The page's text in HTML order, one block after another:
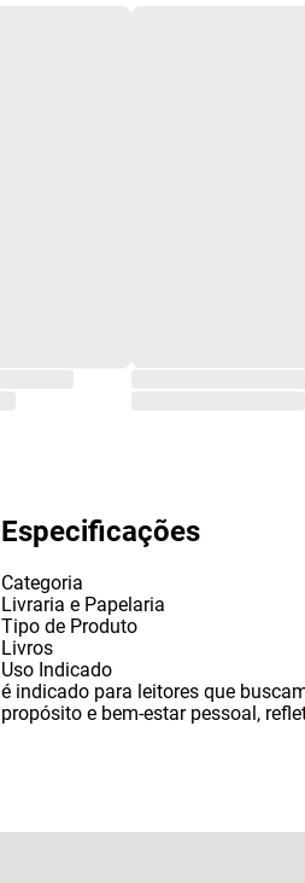
Especificações
Categoria
Livraria e Papelaria
Tipo de Produto
Livros
Uso Indicado
é indicado para leitores que
propósito e bem-estar pessoal,